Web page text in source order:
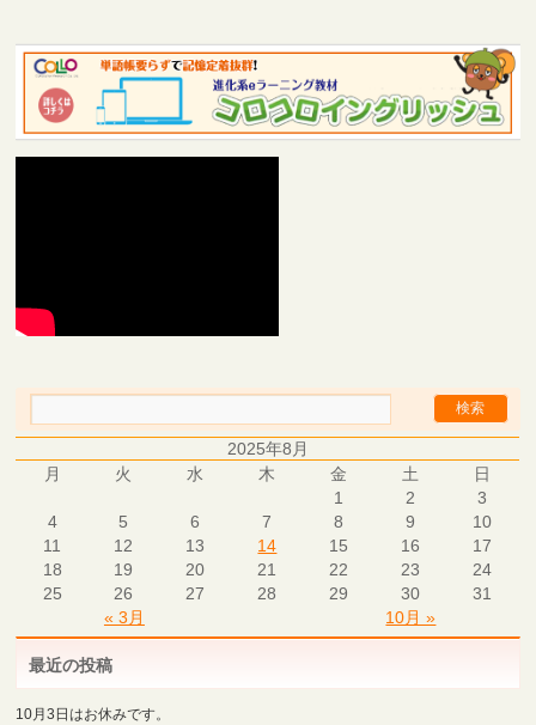
2025年8月
月
火 水 木 金 土 日
« 3月 10月 »
1 2
3
4
5 6 7 8 9
10
11
12 13 14 15 16
17
18
19 20 21 22 23
24
25
26 27 28 29 30 31
最近の投稿
10月3日はお休みです。